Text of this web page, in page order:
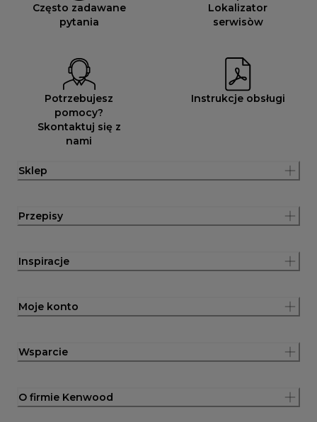
Często zadawane
pytania
Lokalizator
serwisòw
Potrzebujesz
pomocy?
Skontaktuj się z
nami
Instrukcje obsługi
Sklep
Przepisy
Inspiracje
Moje konto
Wsparcie
O firmie Kenwood